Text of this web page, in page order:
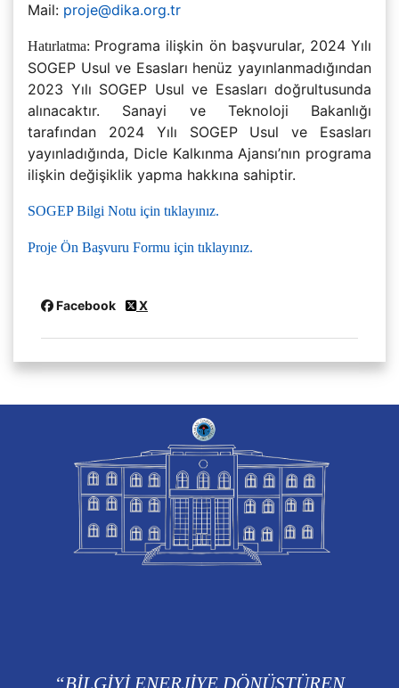
Mail: proje@dika.org.tr
Hatırlatma: Programa ilişkin ön başvurular, 2024 Yılı
SOGEP Usul ve Esasları henüz yayınlanmadığından
2023 Yılı SOGEP Usul ve Esasları doğrultusunda
alınacaktır. Sanayi ve Teknoloji Bakanlığı
tarafından 2024 Yılı SOGEP Usul ve Esasları
yayınladığında, Dicle Kalkınma Ajansı’nın programa
ilişkin değişiklik yapma hakkına sahiptir.
SOGEP Bilgi Notu için tıklayınız.
Proje Ön Başvuru Formu için tıklayınız.
Facebook X
“BİLGİYİ ENERJİYE DÖNÜŞTÜREN